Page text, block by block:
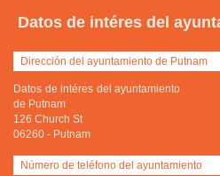
Datos de intéres del
Dirección del ayuntamiento de Putnam
Datos de intéres del ayuntamiento
de Putnam
126 Church St
06260 - Putnam
Número de teléfono del ayuntamiento